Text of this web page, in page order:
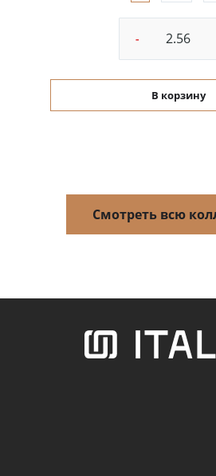
-
В корзину
Смотреть всю